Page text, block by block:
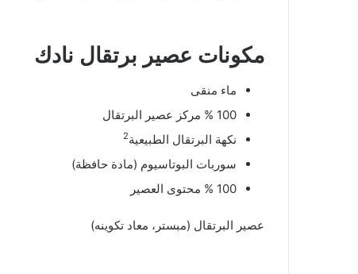
مكونات عصير برتقال نادك
ماء منقى
100 % مركز عصير البرتقال
نكهة البرتقال الطبيعية2
سوربات البوتاسيوم (مادة حافظة)
100 % محتوى العصير
عصير البرتقال (مبستر، معاد تكوينه)